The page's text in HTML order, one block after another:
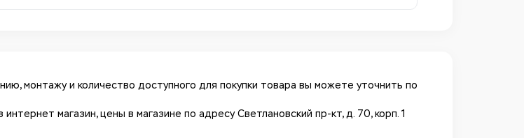
монтажу и количество доступного для покупки товара вы можете уточнить по
магазин, цены в магазине по адресу Светлановский пр-кт, д. 70, корп. 1